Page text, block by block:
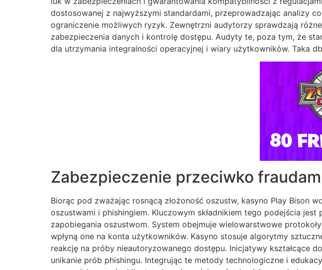
dostosowanej z najwyższymi standardami, przeprowadzając analizy
ograniczenie możliwych ryzyk. Zewnętrzni audytorzy sprawdzają
zabezpieczenia danych i kontrolę dostępu. Audyty te, poza tym, że
dla utrzymania integralności operacyjnej i wiary użytkowników. Taka
Zabezpieczenie przeciwko
Biorąc pod zważając rosnącą złożoność oszustw, kasyno Play Bison
oszustwami i phishingiem. Kluczowym składnikiem tego podejścia
zapobiegania oszustwom. System obejmuje wielowarstwowe
wpłyną one na konta użytkowników. Kasyno stosuje algorytmy
reakcję na próby nieautoryzowanego dostępu. Inicjatywy kształcące
unikanie prób phishingu. Integrując te metody technologiczne i